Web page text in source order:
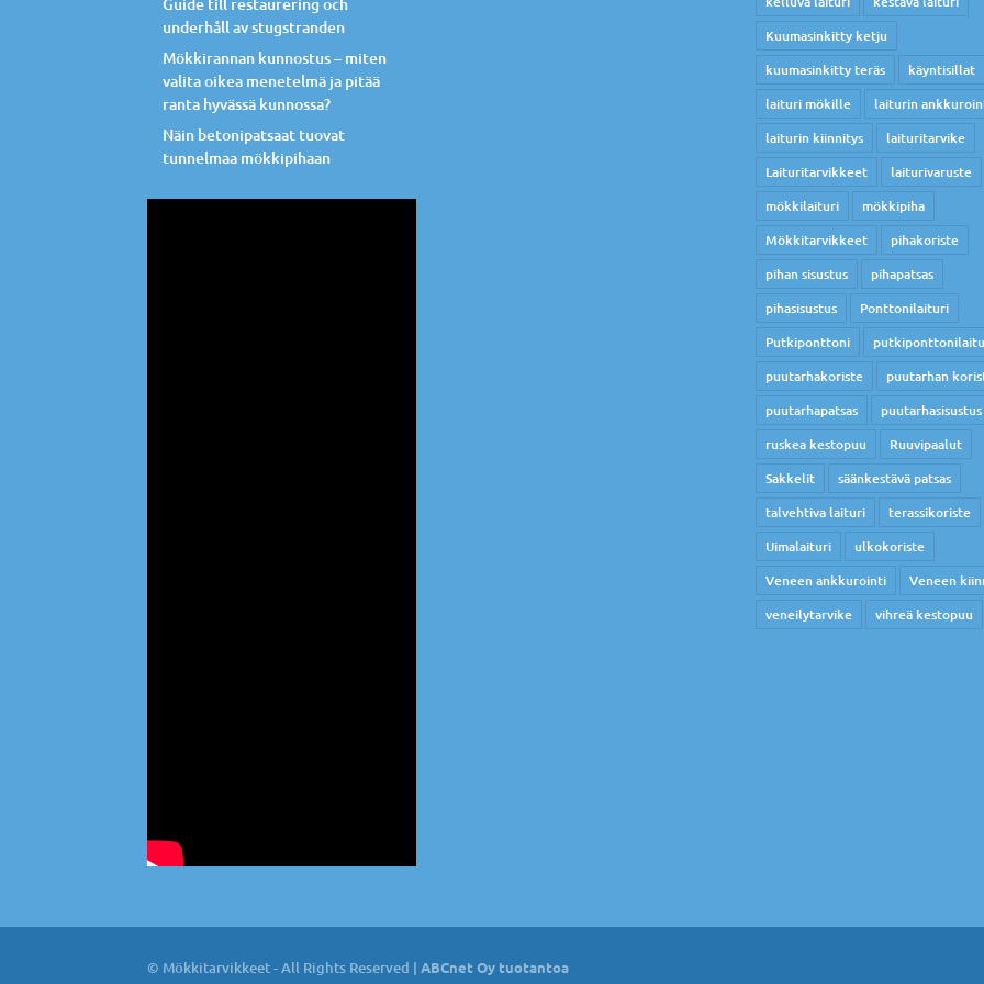
underhåll av stugstranden
Mökkirannan kunnostus – miten
valita oikea menetelmä ja pitää
ranta hyvässä kunnossa?
Näin betonipatsaat tuovat
tunnelmaa mökkipihaan
Kuumasinkitty ketju
kuumasinkitty teräs
käyntisillat
laituri mökille
laiturin
laiturin kiinnitys
laituritarvike
Laituritarvikkeet
laiturivaruste
mökkilaituri
mökkipiha
Mökkitarvikkeet
pihakoriste
pihan sisustus
pihapatsas
pihasisustus
Ponttonilaituri
Putkiponttoni
puutarhakoriste
puutarhan
puutarhapatsas
puutarhasisustus
ruskea kestopuu
Ruuvipaalut
Sakkelit
säänkestävä patsas
talvehtiva laituri
terassikoriste
Uimalaituri
ulkokoriste
Veneen ankkurointi
Veneen
veneilytarvike
vihreä kestopuu
© Mökkitarvikkeet - All Rights Reserved |ABCnet Oy tuotantoa